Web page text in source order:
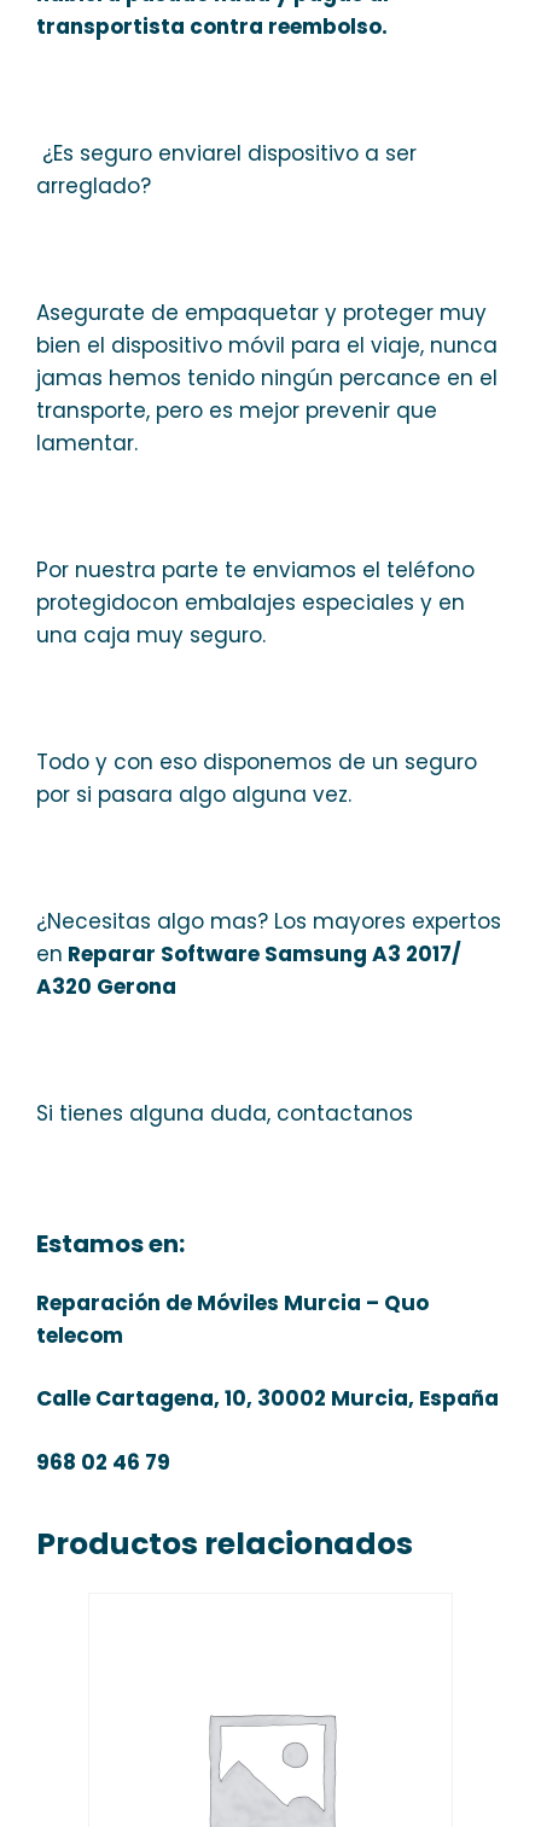
transportista contra reembolso.
¿Es seguro enviarel dispositivo a ser
arreglado?
Asegurate de empaquetar y proteger muy
bien el dispositivo móvil para el viaje, nunca
jamas hemos tenido ningún percance en el
transporte, pero es mejor prevenir que
lamentar.
Por nuestra parte te enviamos el teléfono
protegidocon embalajes especiales y en
una caja muy seguro.
Todo y con eso disponemos de un seguro
por si pasara algo alguna vez.
¿Necesitas algo mas? Los mayores expertos
en Reparar Software Samsung A3 2017/
A320 Gerona
Si tienes alguna duda, contactanos
Estamos en:
Reparación de Móviles Murcia – Quo
telecom
Calle Cartagena, 10, 30002 Murcia, España
968 02 46 79
Productos relacionados